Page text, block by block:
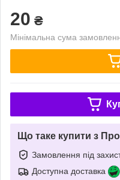
20 ₴
Мінімальна сума
Що таке купити з
Замовлення під
Доступна доставка